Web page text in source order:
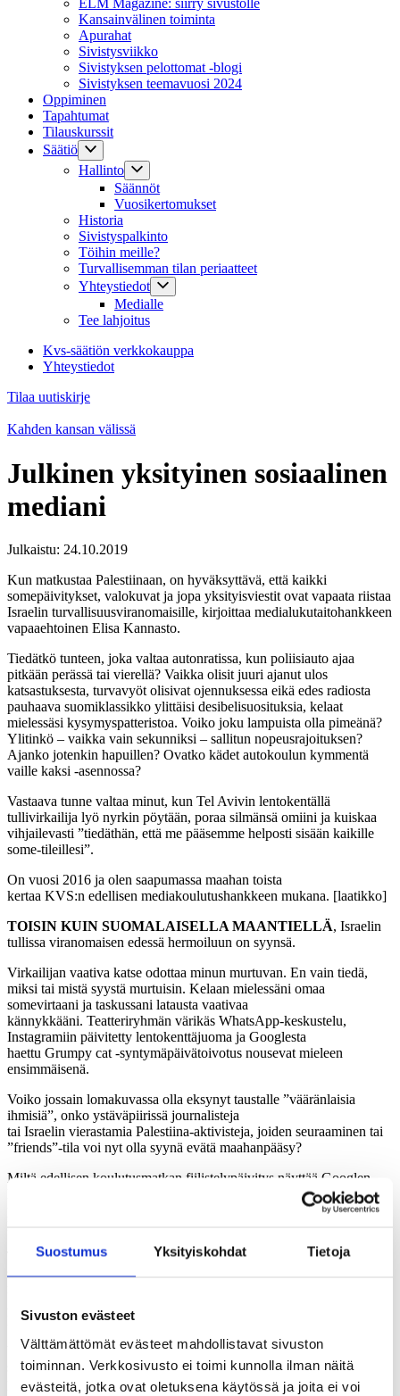
Suostumus Yksityiskohdat Tietoja
Sivuston evästeet
Välttämättömät evästeet mahdollistavat sivuston
toiminnan. Verkkosivusto ei toimi kunnolla ilman näitä
evästeitä, jotka ovat oletuksena käytössä ja joita ei voi
ELM Magazine: siirry sivustolle
Kansainvälinen toiminta
Apurahat
Sivistysviikko
Sivistyksen pelottomat -blogi
Sivistyksen teemavuosi 2024
Oppiminen
Tapahtumat
Tilauskurssit
Säätiö
Hallinto
Säännöt
Vuosikertomukset
Historia
Sivistyspalkinto
Töihin meille?
Turvallisemman tilan periaatteet
Yhteystiedot
Medialle
Tee lahjoitus
Kvs-säätiön verkkokauppa
Yhteystiedot
Tilaa uutiskirje
Kahden kansan välissä
Julkinen yksityinen sosiaalinen
mediani
Julkaistu: 24.10.2019
Kun matkustaa Palestiinaan, on hyväksyttävä, että kaikki
somepäivitykset, valokuvat ja jopa yksityisviestit ovat vapaata riistaa
Israelin turvallisuusviranomaisille, kirjoittaa medialukutaitohankkeen
vapaaehtoinen Elisa Kannasto.
Tiedätkö tunteen, joka valtaa autonratissa, kun poliisiauto ajaa
pitkään perässä tai vierellä? Vaikka olisit juuri ajanut ulos
katsastuksesta, turvavyöt olisivat ojennuksessa eikä edes radiosta
pauhaava suomiklassikko ylittäisi desibelisuosituksia, kelaat
mielessäsi kysymyspatteristoa. Voiko joku lampuista olla pimeänä?
Ylitinkö – vaikka vain sekunniksi – sallitun nopeusrajoituksen?
Ajanko jotenkin hapuillen? Ovatko kädet autokoulun kymmentä
vaille kaksi -asennossa?
Vastaava tunne valtaa minut, kun Tel Avivin lentokentällä
tullivirkailija lyö nyrkin pöytään, poraa silmänsä omiini ja kuiskaa
vihjailevasti ”tiedäthän, että me pääsemme helposti sisään kaikille
some-tileillesi”.
On vuosi 2016 ja olen saapumassa maahan toista
kertaa KVS:n edellisen mediakoulutushankkeen mukana. [laatikko]
TOISIN KUIN SUOMALAISELLA MAANTIELLÄ, Israelin
tullissa viranomaisen edessä hermoiluun on syynsä.
Virkailijan vaativa katse odottaa minun murtuvan. En vain tiedä,
miksi tai mistä syystä murtuisin. Kelaan mielessäni omaa
somevirtaani ja taskussani latausta vaativaa
kännykkääni. Teatteriryhmän värikäs WhatsApp-keskustelu,
Instagramiin päivitetty lentokenttäjuoma ja Googlesta
haettu Grumpy cat -syntymäpäivätoivotus nousevat mieleen
ensimmäisenä.
Voiko jossain lomakuvassa olla eksynyt taustalle ”vääränlaisia
ihmisiä”, onko ystäväpiirissä journalisteja
tai Israelin vierastamia Palestiina-aktivisteja, joiden seuraaminen tai
”friends”-tila voi nyt olla syynä evätä maahanpääsy?
Miltä edellisen koulutusmatkan fiilistelypäivitys näyttää Googlen
israelilaiselle? Taisin kehuskella, että
palestiinalaiset ovat lämpimiä, vieraanvaraisia ja muistoni
Tullista päästyäni tarkist
n koulutusmatkamme aikana kertyneet
sosiaalisen mediani sisällöt. Hymyilevät kasvot ja uudet ystävykset
Kouluttajakollegojen retki itkumuurilla Jerusalemissa.
stävissä ja seuraajissa onmuutama uusi nuori aikuinen – osa
suomalaisia, osa palestiinalaisia. Näistä vain kytkös
palestiinalaisiinvoisihidastaa maasta poistumista, hankaloittaa sinne